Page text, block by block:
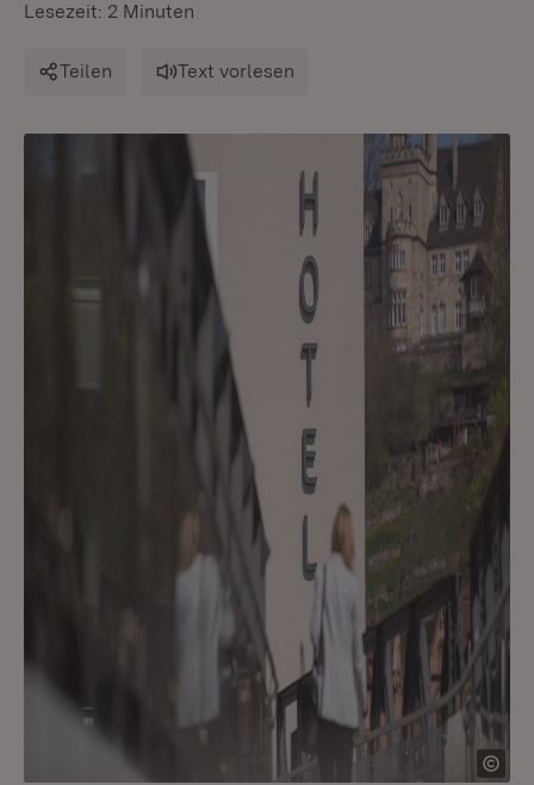
Lesezeit: 2 Minuten
Teilen Text vorlesen